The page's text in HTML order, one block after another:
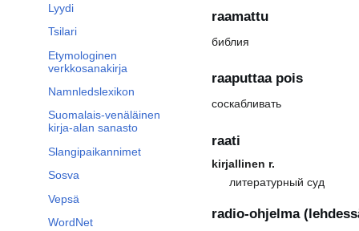
Lyydi
Tsilari
Etymologinen
verkkosanakirja
Namnledslexikon
Suomalais-venäläinen
kirja-alan sanasto
Slangipaikannimet
Sosva
Vepsä
WordNet
raamattu
библия
raaputtaa pois
соскабливать
raati
kirjallinen r.
литературный суд
radio-ohjelma